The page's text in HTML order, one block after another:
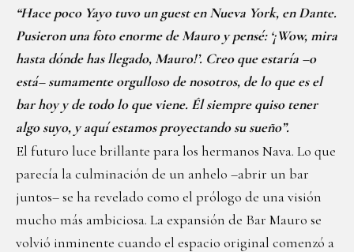
“Hace poco Yayo tuvo un guest en Nueva York, en Dante.
Pusieron una foto enorme de Mauro y pensé: ‘¡Wow, mira
hasta dónde has llegado, Mauro!’. Creo que estaría –o
está– sumamente orgulloso de nosotros, de lo que es el
bar hoy y de todo lo que viene. Él siempre quiso tener
algo suyo, y aquí estamos proyectando su sueño”.
El futuro luce brillante para los hermanos Nava. Lo que
parecía la culminación de un anhelo –abrir un bar
juntos– se ha revelado como el prólogo de una visión
mucho más ambiciosa. La expansión de Bar Mauro se
volvió inminente cuando el espacio original comenzó a